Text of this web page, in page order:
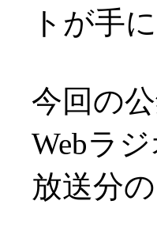
トが手
今回の
Webラ
放送分の